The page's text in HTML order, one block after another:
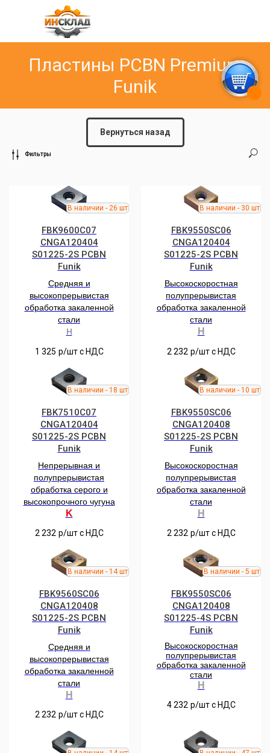
Пластины PCBN Premium
Funik
Вернуться назад
Фильтры
FBK9600С07
CNGA120404
S01225-2S РCBN
Funik
Средняя и
высокопрерывистая
обработка закаленной
стали
H
1 325 р/шт c НДС
FBK9550SC06
CNGA120404
S01225-2S PCBN
Funik
Высокоскоростная
полупрерывистая
обработка закаленной
стали
Н
2 232 р/шт c НДС
FBK7510С07
CNGA120404
S01225-2S РCBN
Funik
Непрерывная и
полупрерывистая
обработка серого и
высокопрочного чугуна
K
2 232 р/шт c НДС
FBK9550SC06
CNGA120408
S01225-2S PCBN
Funik
Высокоскоростная
полупрерывистая
обработка закаленной
стали
H
2 232 р/шт c НДС
FBK9560SC06
CNGA120408
S01225-2S PCBN
Funik
Средняя и
высокопрерывистая
обработка закаленной
стали
H
2 232 р/шт c НДС
FBK9550SC06
CNGA120408
S01225-4S PCBN
Funik
Высокоскоростная
полупрерывистая
обработка закаленной
стали
H
4 232 р/шт c НДС